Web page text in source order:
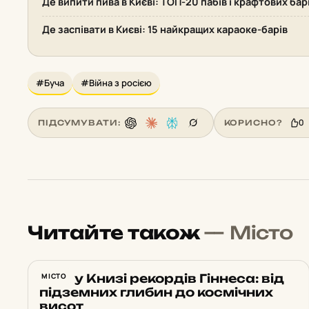
Де заспівати в Києві: 15 найкращих караоке-барів
#Буча #Війна з росією
ПІДСУМУВАТИ: КОРИСНО? 0
Читайте також— Місто
МІСТО
Київ у Книзі рекордів Гіннеса: від
підземних глибин до космічних
висот